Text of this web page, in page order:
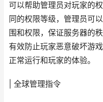
可以帮助管理员对玩家的
同的权限等级，管理员可
围和权限，保证服务器的
有效防止玩家恶意破坏游
正常运行和玩家的体验。
| 全球管理指令